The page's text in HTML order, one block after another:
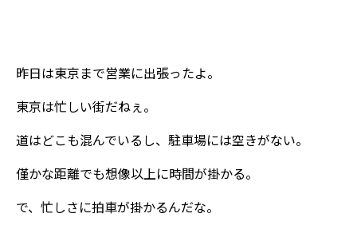
昨日は東京まで営業に出張ったよ。
東京は忙しい街だねぇ。
道はどこも混んでいるし、駐車場には空きがない。
僅かな距離でも想像以上に時間が掛かる。
で、忙しさに拍車が掛かるんだな。